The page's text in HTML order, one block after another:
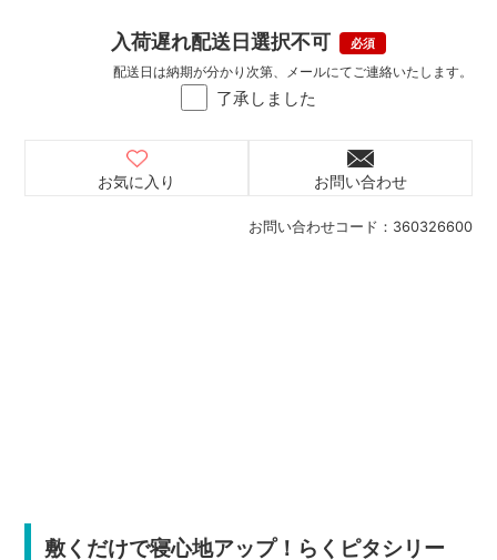
お問い合わせコード： 360326600
入荷遅れ配送日選択不可
了承しました
配送日は納期が分かり次第、メールにてご連絡いたします。
お気に入り お問い合わせ
敷くだけで寝心地アップ！らくピタシリー